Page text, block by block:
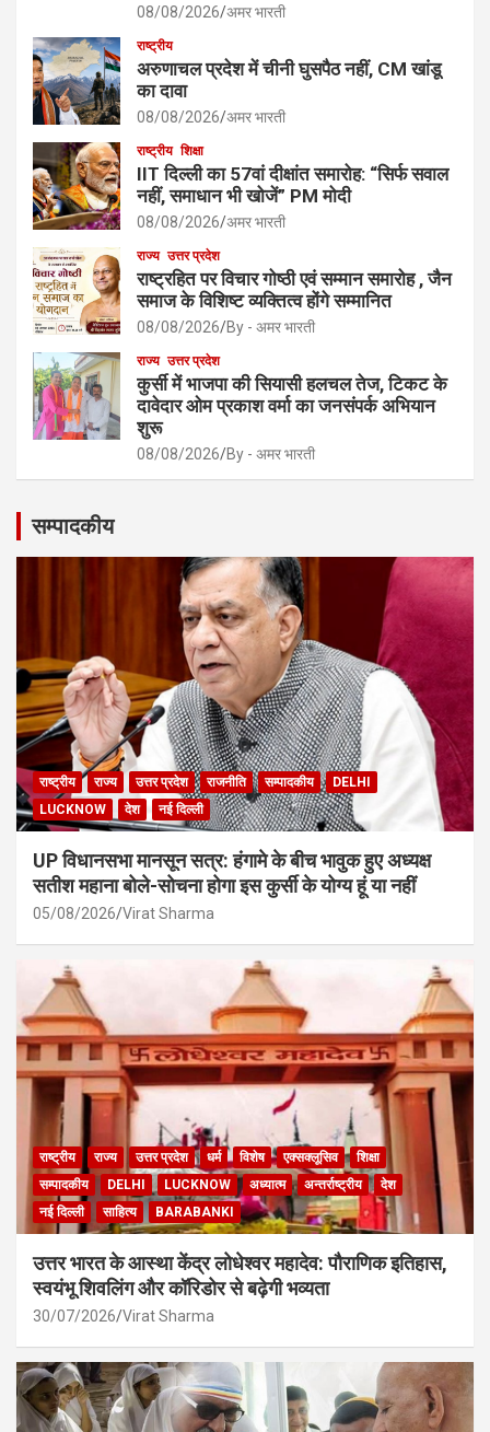
08/08/2026 अमर भारती
राष्ट्रीय
अरुणाचल प्रदेश में चीनी घुसपैठ नहीं, CM खांडू
का दावा
08/08/2026 अमर भारती
राष्ट्रीय शिक्षा
IIT दिल्ली का 57वां दीक्षांत समारोह: “सिर्फ सवाल
नहीं, समाधान भी खोजें” PM मोदी
08/08/2026 अमर भारती
राज्य उत्तर प्रदेश
राष्ट्रहित पर विचार गोष्ठी एवं सम्मान समारोह , जैन
समाज के विशिष्ट व्यक्तित्व होंगे सम्मानित
08/08/2026 By - अमर भारती
राज्य उत्तर प्रदेश
कुर्सी में भाजपा की सियासी हलचल तेज, टिकट के
दावेदार ओम प्रकाश वर्मा का जनसंपर्क अभियान
शुरू
08/08/2026 By - अमर भारती
सम्पादकीय
राष्ट्रीय राज्य उत्तर प्रदेश राजनीति सम्पादकीय
DELHI
LUCKNOW
देश नई दिल्ली
UP विधानसभा मानसून सत्र: हंगामे के बीच भावुक हुए अध्यक्ष
सतीश महाना बोले-सोचना होगा इस कुर्सी के योग्य हूं या नहीं
05/08/2026 Virat Sharma
राष्ट्रीय राज्य उत्तर प्रदेश धर्म विशेष एक्सक्लूसिव
शिक्षा
सम्पादकीय
DELHI LUCKNOW अध्यात्म अन्तर्राष्ट्रीय
देश
नई दिल्ली
साहित्य BARABANKI
उत्तर भारत के आस्था केंद्र लोधेश्वर महादेव: पौराणिक इतिहास,
स्वयंभू शिवलिंग और कॉरिडोर से बढ़ेगी भव्यता
30/07/2026 Virat Sharma